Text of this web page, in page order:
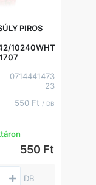
PIROS
10240WHT4-
0714441473
23
550 Ft / DB
550 Ft
DB